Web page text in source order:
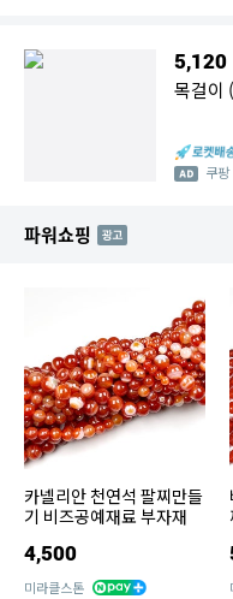
5,120
목걸이
쿠팡
파워쇼핑 AD
카넬리안 천연석 팔찌만들
기 비즈공예재료 부자재
4,500
미라클스톤